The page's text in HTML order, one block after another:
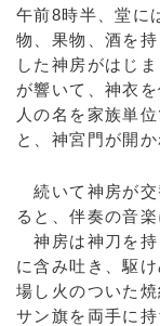
午前8時半、堂に
物、果物、酒を
した神房がはじ
が響いて、神衣
人の名を家族単
と、神宮門が開
続いて神房が交
ると、伴奏の音
神房は神刀を持
に含み吐き、駆
場し火のついた
サン旗を両手に